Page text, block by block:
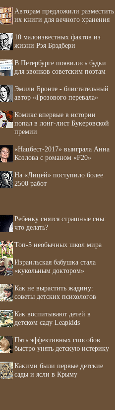
Авторам предложили разместить
их книги для вечного хранения
10 малоизвестных фактов из
жизни Рэя Брэдбери
В Петербурге появились будки
для звонков советским поэтам
Эмили Бронте - блистательный
автор «Грозового перевала»
Комикс впервые в истории
попал в лонг-лист Букеровской
премии
«Нацбест-2017» выиграла Анна
Козлова с романом «F20»
На «Лицей» поступило более
2500 работ
Ребенку снятся страшные сны:
что делать?
Топ-5 необычных школ мира
Израильская бабушка стала
«кукольным доктором»
Как не вырастить жадину:
советы детских психологов
Как воспитывают детей в
детском саду Leapkids
Пять эффективных способов
быстро унять детскую истерику
Какими были первые детские
сады и ясли в Крыму